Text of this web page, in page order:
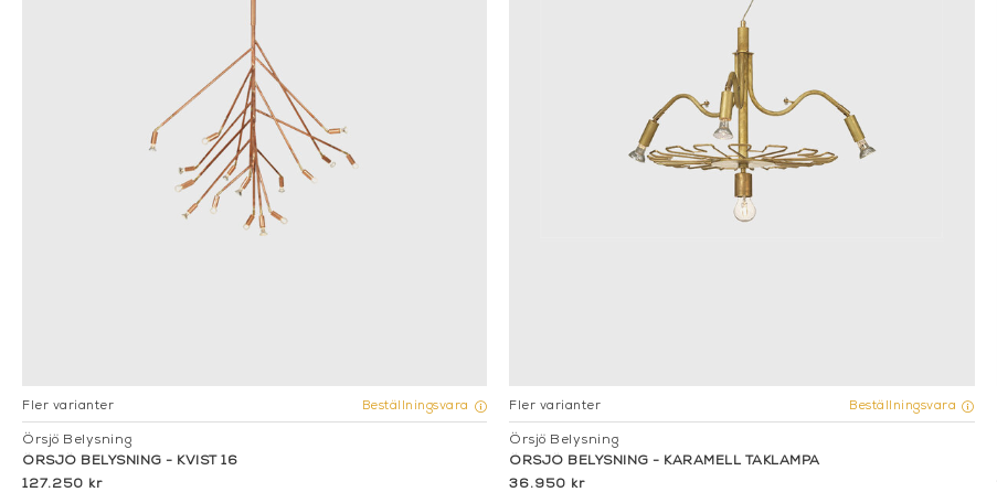
Fler varianter Beställningsvara
Örsjö Belysning
ÖRSJÖ BELYSNING - KVIST 16
127.250 kr
Fler varianter Beställningsvara
Örsjö Belysning
ÖRSJÖ BELYSNING - KARAMELL TAKLAMPA
36.950 kr